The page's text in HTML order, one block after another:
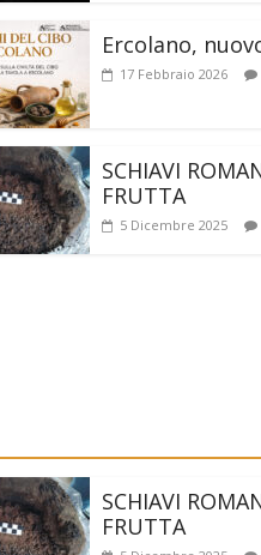
Ercolano,
17 Febbraio 2026
SCHIAVI
FRUTTA
5 Dicembre 2025
SCHIAVI
FRUTTA